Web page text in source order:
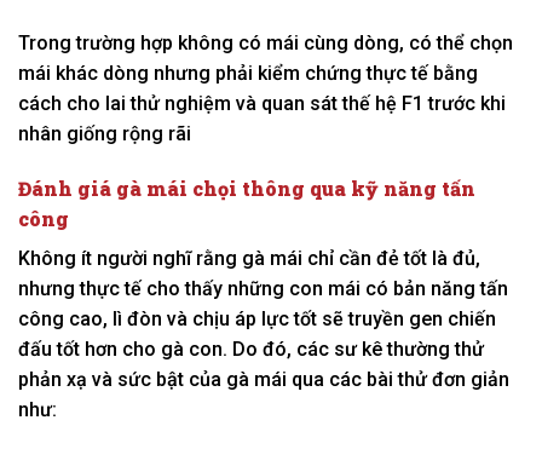
Trong trường hợp không có mái cùng dòng, có thể chọn
mái khác dòng nhưng phải kiểm chứng thực tế bằng
cách cho lai thử nghiệm và quan sát thế hệ F1 trước khi
nhân giống rộng rãi
Đánh giá gà mái chọi thông qua kỹ năng tấn
công
Không ít người nghĩ rằng gà mái chỉ cần đẻ tốt là đủ,
nhưng thực tế cho thấy những con mái có bản năng tấn
công cao, lì đòn và chịu áp lực tốt sẽ truyền gen chiến
đấu tốt hơn cho gà con. Do đó, các sư kê thường thử
phản xạ và sức bật của gà mái qua các bài thử đơn giản
như: